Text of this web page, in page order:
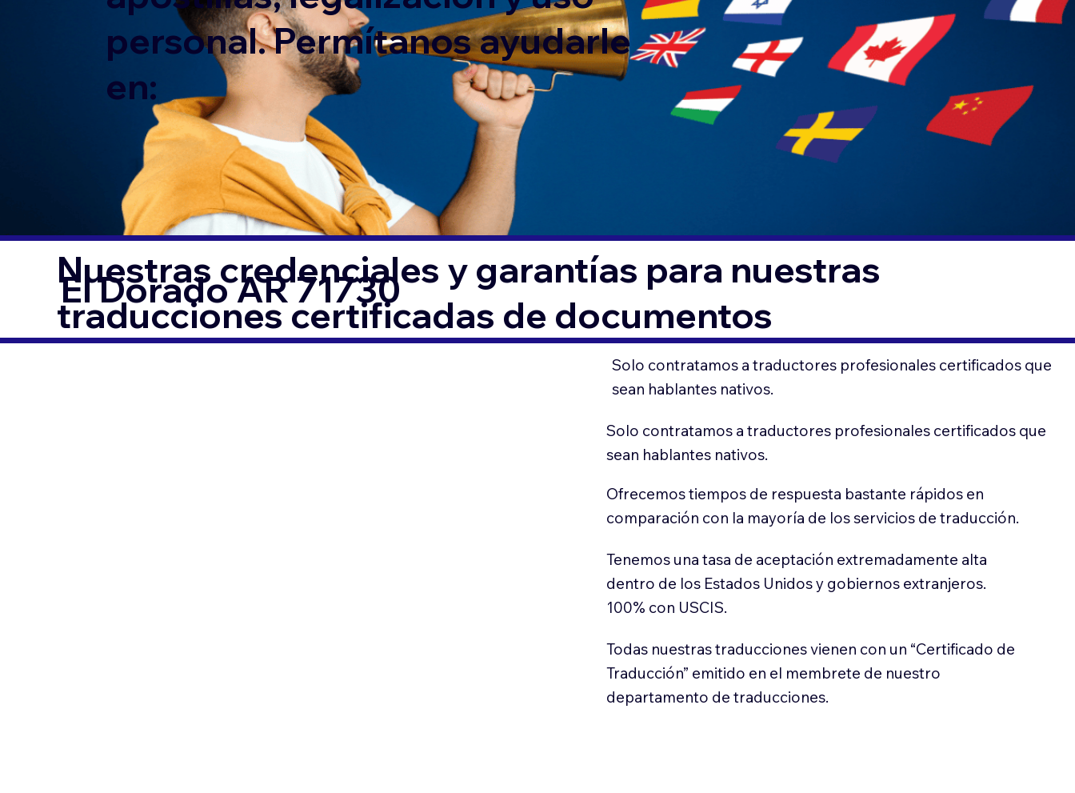
personal. Permítanos ayudarle
en:
Nuestras credenciales y garantías para nuestras
traducciones certificadas de documentos
El Dorado AR 71730
Solo contratamos a traductores profesionales certificados que
sean hablantes nativos.
Solo contratamos a traductores profesionales certificados que
sean hablantes nativos.
Ofrecemos tiempos de respuesta bastante rápidos en
comparación con la mayoría de los servicios de traducción.
Tenemos una tasa de aceptación extremadamente alta
dentro de los Estados Unidos y gobiernos extranjeros.
100% con USCIS.
Todas nuestras traducciones vienen con un “Certificado de
Traducción” emitido en el membrete de nuestro
departamento de traducciones.